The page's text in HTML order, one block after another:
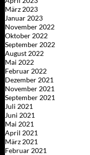
März 2023
Januar 2023
November 2022
Oktober 2022
September 2022
August 2022
Mai 2022
Februar 2022
Dezember 2021
November 2021
September 2021
Juli 2021
Juni 2021
Mai 2021
April 2021
März 2021
Februar 2021